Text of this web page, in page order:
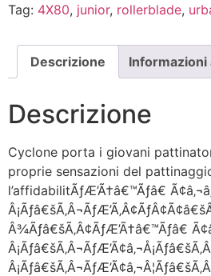
Tag: 4X80, junior, rollerblade,
Descrizione Informazioni
Descrizione
Cyclone porta i giovani
proprie sensazioni del
l’affidabilitÃƒÆ’Ã†â€™Ãƒâ€
Â¾Ãƒâ€šÃ‚Â¢ÃƒÆ’Ã†â€™Ãƒâ€